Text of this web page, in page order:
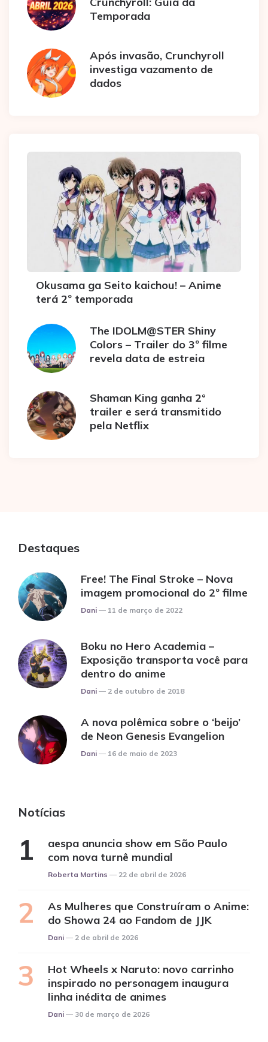
Temporada
Após invasão, Crunchyroll
investiga vazamento de
dados
Okusama ga Seito kaichou! – Anime
terá 2º temporada
The IDOLM@STER Shiny
Colors – Trailer do 3º filme
revela data de estreia
Shaman King ganha 2°
trailer e será transmitido
pela Netflix
Destaques
Free! The Final Stroke – Nova
imagem promocional do 2º filme
Posted
Dani 11 de março de 2022
Boku no Hero Academia –
Exposição transporta você para
dentro do anime
Posted
Dani 2 de outubro de 2018
A nova polêmica sobre o ‘beijo’
de Neon Genesis Evangelion
Posted
Dani 16 de maio de 2023
Notícias
aespa anuncia show em São Paulo
com nova turnê mundial
Posted
Roberta Martins 22 de abril de 2026
As Mulheres que Construíram o Anime:
do Showa 24 ao Fandom de JJK
Posted
Dani 2 de abril de 2026
Hot Wheels x Naruto: novo carrinho
inspirado no personagem inaugura
linha inédita de animes
Posted
Dani 30 de março de 2026